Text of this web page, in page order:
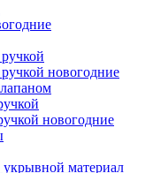
новогодние
новогодние
материал